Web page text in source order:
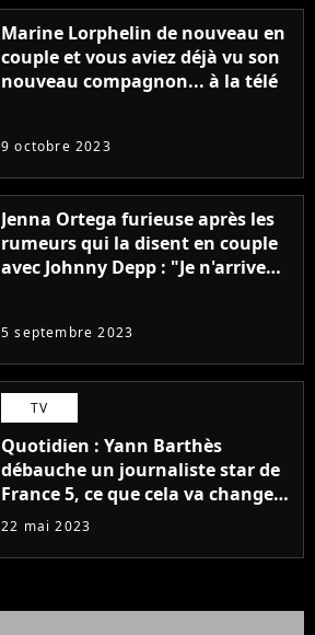
Marine Lorphelin de nouveau en
couple et vous aviez déjà vu son
nouveau compagnon... à la télé
9 octobre 2023
Jenna Ortega furieuse après les
rumeurs qui la disent en couple
avec Johnny Depp : "Je n'arrive
5 septembre 2023
TV
Quotidien : Yann Barthès
débauche un journaliste star de
France 5, ce que cela va changer
à la rentrée
22 mai 2023